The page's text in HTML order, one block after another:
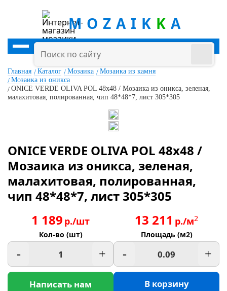
MOZAIK K A
Главная Каталог Мозаика
Мозаика из камня
Мозаика из оникса
ONICE VERDE OLIVA POL 48x48 / Мозаика из оникса, зеленая,
малахитовая, полированная, чип 48*48*7, лист 305*305
ONICE VERDE OLIVA POL 48x48 /
Мозаика из оникса, зеленая,
малахитовая, полированная,
чип 48*48*7, лист 305*305
1 189 р./шт
Кол-во (шт)
- +
Написать нам
13 211 р./м2
Площадь (м2)
- +
В корзину